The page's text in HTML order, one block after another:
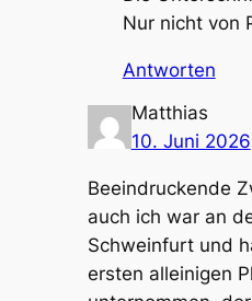
Nur nicht von
Antworten
Matthias
10. Juni 2026
Beeindruckende
auch ich war an
Schweinfurt und
ersten alleinigen